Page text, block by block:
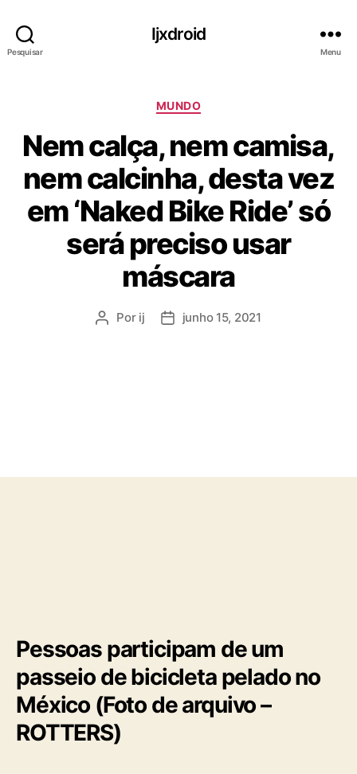
Pesquisar
Ijxdroid
Menu
C
t
e
g
o
r
i
a
s
MUNDO
Nem calça, nem camisa,
nem calcinha, desta vez
em ‘Naked Bike Ride’ só
será preciso usar
máscara
A
s
Por ij
D
l
junho 15, 2021
Pessoas participam de um
passeio de bicicleta pelado no
México (Foto de arquivo –
ROTTERS)